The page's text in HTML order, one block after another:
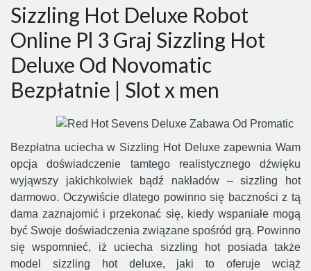
Sizzling Hot Deluxe Robot
Online Pl 3 Graj Sizzling Hot
Deluxe Od Novomatic
Bezpłatnie | Slot x men
Bezpłatna uciecha w Sizzling Hot Deluxe zapewnia Wam
opcja doświadczenie tamtego realistycznego dźwięku
wyjąwszy jakichkolwiek bądź nakładów – sizzling hot
darmowo. Oczywiście dlatego powinno się baczności z tą
dama zaznajomić i przekonać się, kiedy wspaniałe mogą
być Swoje doświadczenia związane spośród grą. Powinno
się wspomnieć, iż uciecha sizzling hot posiada także
model sizzling hot deluxe, jaki to oferuje wciąż